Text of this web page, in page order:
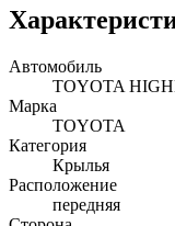
Автомобиль
TOYOTA
Марка
TOYOTA
Категория
Крылья
Расположение
передняя